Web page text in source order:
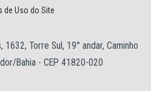
de Uso do Site
Torre Sul, 19° andar, Caminho
Bahia - CEP 41820-020